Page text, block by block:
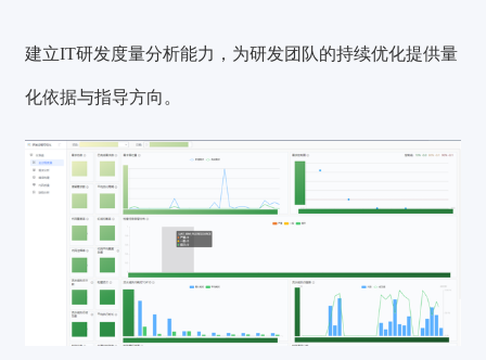
建立IT研发度量分析能力，为研发团队的持续优化提供量
化依据与指导方向。